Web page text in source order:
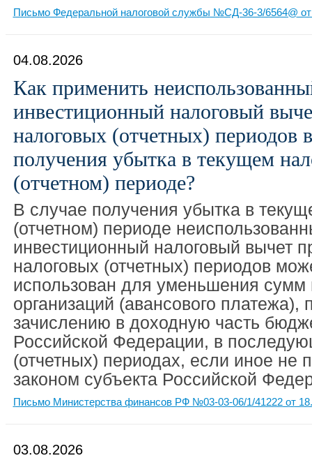
Письмо Федеральной налоговой службы №СД-36-3/6564@ от
04.08.2026
Как применить
инвестиционный налоговый
налоговых (отчетных) периодов
получения убытка в текущем
(отчетном) периоде?
В случае получения убытка в
(отчетном) периоде
инвестиционный налоговый вычет
налоговых (отчетных) периодов
использован для уменьшения сумм
организаций (авансового
зачислению в доходную часть
Российской Федерации, в
(отчетных) периодах, если иное не
законом субъекта Российской
Письмо Министерства финансов РФ №03-03-06/1/41222 от
03.08.2026